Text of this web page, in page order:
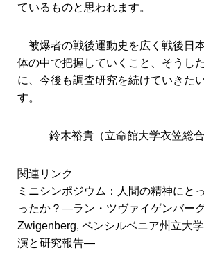
ているものと思われます。
被爆者の戦後運動史を広く戦後日
体の中で把握していくこと、そうし
に、今後も調査研究を続けていきた
す。
鈴木裕貴（立命館大学衣笠総
関連リンク
ミニシンポジウム：人間の精神にと
ったか？―ラン・ツヴァイゲンバー
Zwigenberg, ペンシルベニア州立大
演と研究報告―